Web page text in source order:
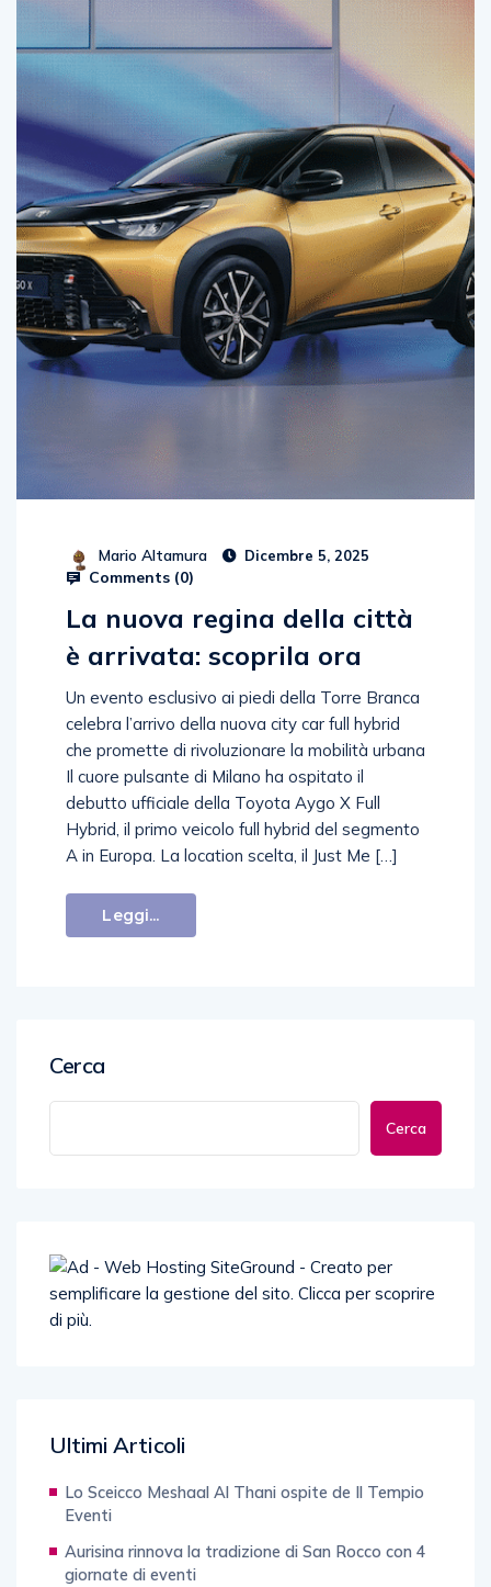
Mario Altamura Dicembre 5, 2025
Comments (0)
La nuova regina della città
è arrivata: scoprila ora
Un evento esclusivo ai piedi della Torre Branca
celebra l’arrivo della nuova city car full hybrid
che promette di rivoluzionare la mobilità urbana
Il cuore pulsante di Milano ha ospitato il
debutto ufficiale della Toyota Aygo X Full
Hybrid, il primo veicolo full hybrid del segmento
A in Europa. La location scelta, il Just Me […]
Leggi...
Cerca
Cerca
Ultimi Articoli
Lo Sceicco Meshaal Al Thani ospite de Il Tempio
Eventi
Aurisina rinnova la tradizione di San Rocco con 4
giornate di eventi